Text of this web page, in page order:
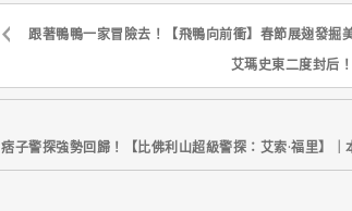
跟著鴨鴨一家冒險去！【飛鴨向前衝】春節展翅發掘
艾瑪史東二度封后
痞子警探強勢回歸！【比佛利山超級警探：艾索·福里】